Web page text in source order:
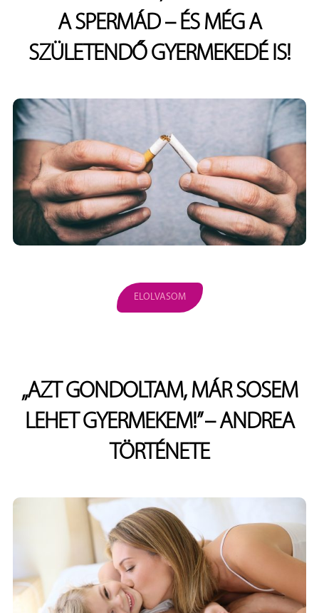
A SPERMÁD – ÉS MÉG A
SZÜLETENDŐ GYERMEKEDÉ IS!
ELOLVASOM
„AZT GONDOLTAM, MÁR SOSEM
LEHET GYERMEKEM!” – ANDREA
TÖRTÉNETE